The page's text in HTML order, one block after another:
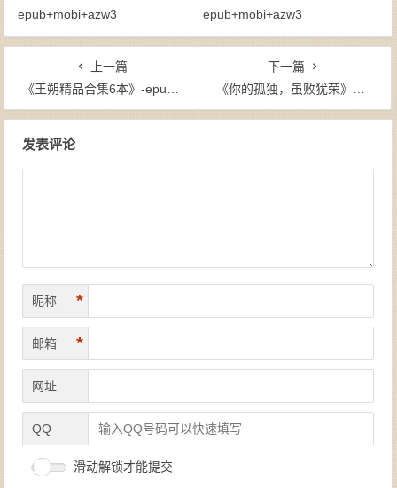
epub+mobi+azw3
epub+mobi+azw3
上一篇
《王朔精品合集6本》-epub+mobi+azw3
下一篇
《你的孤独，虽败犹荣》刘同（作者）-epub+mobi
发表评论
昵称 *
邮箱 *
网址
QQ
滑动解锁才能提交